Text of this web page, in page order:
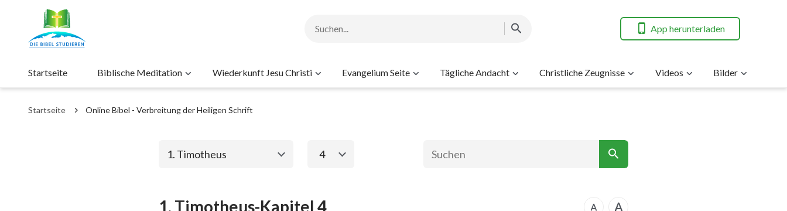
App herunterladen
Startseite Biblische Meditation Wiederkunft Jesu Christi Evangelium Seite Tägliche Andacht Christliche Zeugnisse Videos Bilder
Startseite Online Bibel - Verbreitung der Heiligen Schrift
1. Timotheus 4
1. Timotheus-Kapitel 4